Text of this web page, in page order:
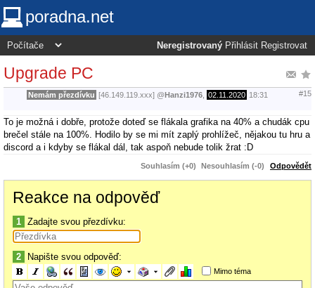
poradna.net
Neregistrovaný Přihlásit Registrovat
Upgrade PC
Nemám přezdívku [46.149.119.xxx] @Hanzi1976 02.11.2020 18:31 #15
To je možná i dobře, protože doteď se flákala grafika na 40% a chudák cpu
brečel stále na 100%. Hodilo by se mi mít zaplý prohlížeč, nějakou tu hru a
discord a i kdyby se flákal dál, tak aspoň nebude tolik žrat :D
Souhlasím (+0) Nesouhlasím (-0) Odpovědět
Reakce na odpověď
1 Zadajte svou přezdívku:
2 Napište svou odpověď:
Mimo téma